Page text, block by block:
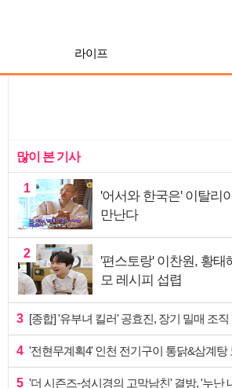
라이프
많이 본 기사
1
'어서와 한국은' 이탈리
만난다
2
'편스토랑' 이찬원, 황태
모 레시피 섭렵
3 [종합] '유부녀 킬러' 공효진, 장기 밀매 조
4 '전현무계획4' 인천 전기구이 통닭&삼계탕
5 '더 시즌즈-성시경의 고막남친' 결방, '누난